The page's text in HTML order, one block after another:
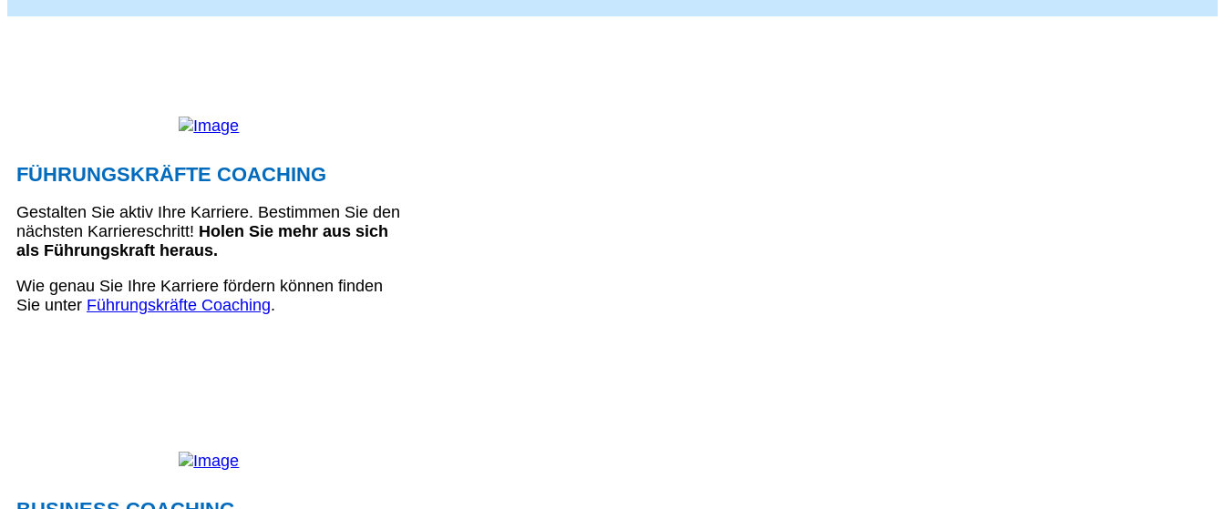
FÜHRUNGSKRÄFTE COACHING
Gestalten Sie aktiv Ihre Karriere. Bestimmen Sie den
nächsten Karriereschritt! Holen Sie mehr aus sich
als Führungskraft heraus.
Wie genau Sie Ihre Karriere fördern können finden
Sie unter Führungskräfte Coaching.